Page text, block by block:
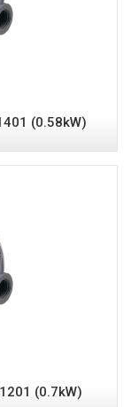
(0.58kW)
(0.7kW)